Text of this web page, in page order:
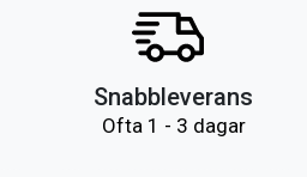
Snabbleverans
Ofta 1 - 3 dagar